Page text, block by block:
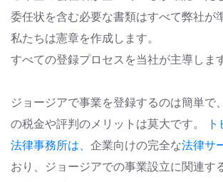
委任状を含む必要な書類はすべて弊社が
私たちは憲章を作成します。
すべての登録プロセスを当社が主導しま
ジョージアで事業を登録するのは簡単で
の税金や評判のメリットは莫大です。
法律事務所は、 企業向けの完全な法律サ
おり 、ジョージアでの事業設立に関連す